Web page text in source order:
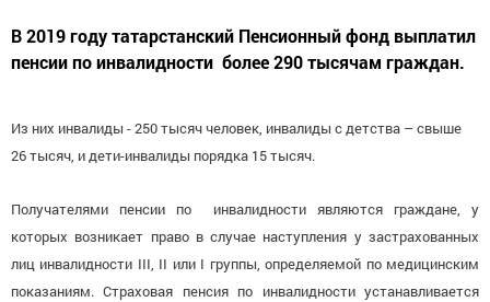
В 2019 году татарстанский Пенсионный фонд выплатил
пенсии по инвалидности более 290 тысячам граждан.
Из них инвалиды - 250 тысяч человек, инвалиды с детства – свыше
26 тысяч, и дети-инвалиды порядка 15 тысяч.
Получателями пенсии по инвалидности являются граждане, у
которых возникает право в случае наступления у застрахованных
лиц инвалидности III, II или I группы, определяемой по медицинским
показаниям. Страховая пенсия по инвалидности устанавливается